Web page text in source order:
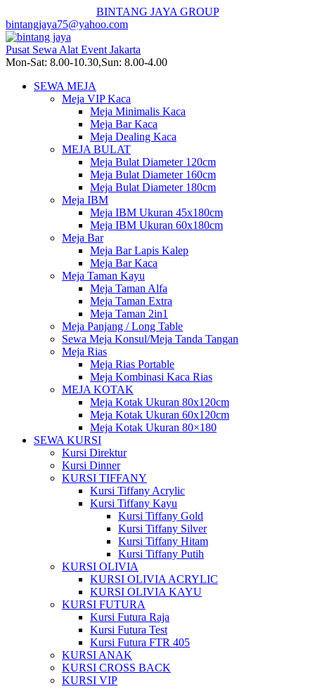
BINTANG JAYA GROUP
bintangjaya75@yahoo.com
Pusat Sewa Alat Event Jakarta
Mon-Sat: 8.00-10.30,Sun: 8.00-4.00
SEWA MEJA
Meja VIP Kaca
Meja Minimalis Kaca
Meja Bar Kaca
Meja Dealing Kaca
MEJA BULAT
Meja Bulat Diameter 120cm
Meja Bulat Diameter 160cm
Meja Bulat Diameter 180cm
Meja IBM
Meja IBM Ukuran 45x180cm
Meja IBM Ukuran 60x180cm
Meja Bar
Meja Bar Lapis Kalep
Meja Bar Kaca
Meja Taman Kayu
Meja Taman Alfa
Meja Taman Extra
Meja Taman 2in1
Meja Panjang / Long Table
Sewa Meja Konsul/Meja Tanda Tangan
Meja Rias
Meja Rias Portable
Meja Kombinasi Kaca Rias
MEJA KOTAK
Meja Kotak Ukuran 80x120cm
Meja Kotak Ukuran 60x120cm
Meja Kotak Ukuran 80×180
SEWA KURSI
Kursi Direktur
Kursi Dinner
KURSI TIFFANY
Kursi Tiffany Acrylic
Kursi Tiffany Kayu
Kursi Tiffany Gold
Kursi Tiffany Silver
Kursi Tiffany Hitam
Kursi Tiffany Putih
KURSI OLIVIA
KURSI OLIVIA ACRYLIC
KURSI OLIVIA KAYU
KURSI FUTURA
Kursi Futura Raja
Kursi Futura Test
Kursi Futura FTR 405
KURSI ANAK
KURSI CROSS BACK
KURSI VIP